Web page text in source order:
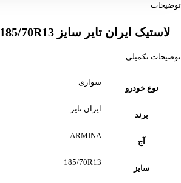
توضیحات
لاستیک ایران تایر سایز 185/70R13 مدل ARMINA
توضیحات تکمیلی
نوع خودرو
سواری
برند
ایران تایر
آج
ARMINA
سایز
185/70R13